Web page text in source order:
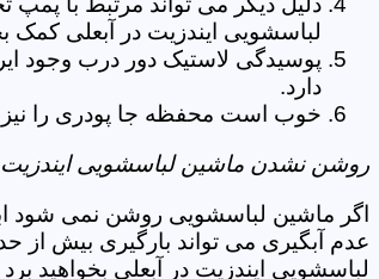
لباسشویی ایندزیت در آبعلی کمک
پوسیدگی لاستیک دور درب وجود
دارد.
خوب است محفظه جا پودری را نیز
روشن نشدن ماشین لباسشویی ایندزیت
اگر ماشین لباسشویی روشن نمی شود
عدم آبگیری می تواند بارگیری بیش
لباسشویی ایندزیت در آبعلی بخواهید